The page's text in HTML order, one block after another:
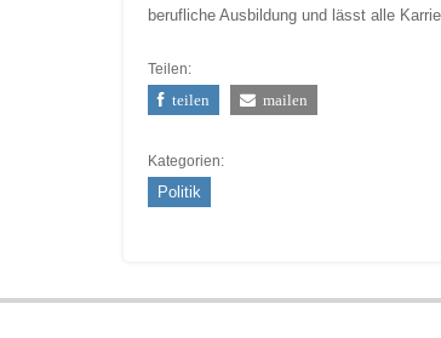
berufliche Ausbildung und lässt alle
Teilen:
teilen mailen
Kategorien:
Politik